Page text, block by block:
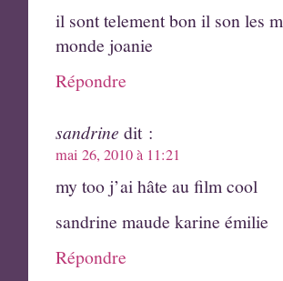
il sont telement bon il son les
monde joanie
Répondre
sandrine dit :
mai 26, 2010 à 11:21
my too j’ai hâte au film cool
sandrine maude karine émilie
Répondre